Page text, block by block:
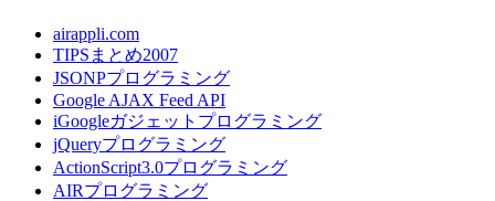
airappli.com
TIPSまとめ2007
JSONPプログラミング
Google AJAX Feed API
iGoogleガジェットプログラミング
jQueryプログラミング
ActionScript3.0プログラミング
AIRプログラミング